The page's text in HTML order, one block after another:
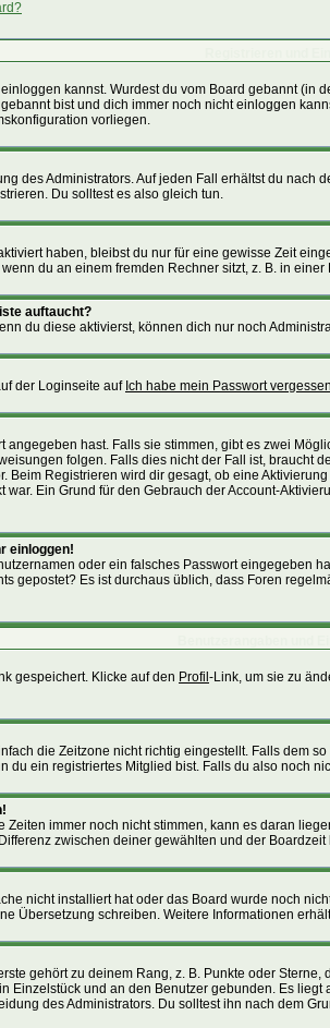
kannst. Wurdest du vom Board gebannt
bist und dich immer noch nicht einloggen
vorliegen.
des Administrators. Auf jeden Fall erhältst du
Du solltest es also gleich tun.
haben, bleibst du nur für eine gewisse Zeit
du an einem fremden Rechner sitzt, z. B. in
auftaucht?
du diese aktivierst, können dich nur noch
der Loginseite auf Ich habe mein Passwort vergessen
hast. Falls sie stimmen, gibt es zwei
folgen. Falls dies nicht der Fall ist, braucht
Registrieren wird dir gesagt, ob eine
Ein Grund für den Gebrauch der Account-
einloggen!
oder ein falsches Passwort eingegeben
gepostet? Es ist durchaus üblich, dass Foren
gespeichert. Klicke auf den Profil -Link, um sie zu
die Zeitzone nicht richtig eingestellt. Falls dem
ein registriertes Mitglied bist. Falls du also noch
immer noch nicht stimmen, kann es daran
zwischen deiner gewählten und der Boardzeit
nicht installiert hat oder das Board wurde noch
Übersetzung schreiben. Weitere Informationen
gehört zu deinem Rang, z. B. Punkte oder
und an den Benutzer gebunden. Es
des Administrators. Du solltest ihn nach dem